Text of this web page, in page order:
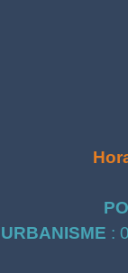
URBANISME :